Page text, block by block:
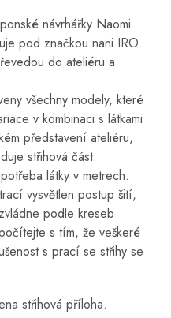
návrhářky Naomi
pod značkou nani IRO.
do ateliéru a
všechny modely, které
v kombinaci s látkami
představení ateliéru,
střihová část.
látky v metrech.
vysvětlen postup šití,
podle kreseb
s tím, že veškeré
s prací se střihy se
střihová příloha.